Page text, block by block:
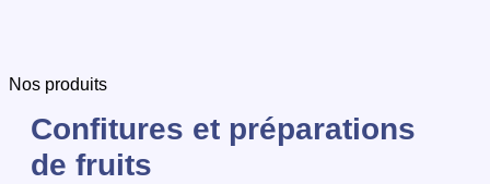
Nos produits
Confitures et préparations
de fruits